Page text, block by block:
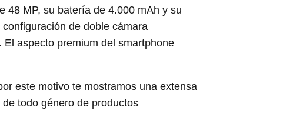
48 MP, su batería de 4.000 mAh y su
de doble cámara
aspecto premium del smartphone
este motivo te mostramos una extensa
todo género de productos